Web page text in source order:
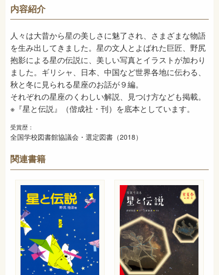
NDC
発売日 2017年9月
内容紹介
人々は大昔から星の美しさに魅了され、さまざまな物語
を生み出してきました。星の文人とよばれた巨匠、野尻
抱影による星の伝説に、美しい写真とイラストが加わり
ました。ギリシャ、日本、中国など世界各地に伝わる、
秋と冬に見られる星座のお話が９編。
それぞれの星座のくわしい解説、見つけ方なども掲載。
※『星と伝説』（偕成社・刊）を底本としています。
受賞歴：
全国学校図書館協議会・選定図書（2018）
関連書籍